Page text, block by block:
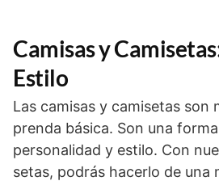
Camisas y
Estilo
Las camisas y camisetas son
prenda básica. Son una
personalidad y estilo. Con
setas, podrás hacerlo de una